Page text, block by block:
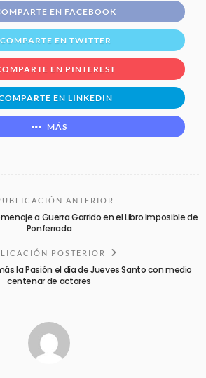
EN FACEBOOK
COMPARTE EN TWITTER
EN PINTEREST
EN LINKEDIN
MÁS
ANTERIOR
a Guerra Garrido en el Libro Imposible de
Ponferrada
POSTERIOR
la Pasión el día de Jueves Santo con medio
centenar de actores